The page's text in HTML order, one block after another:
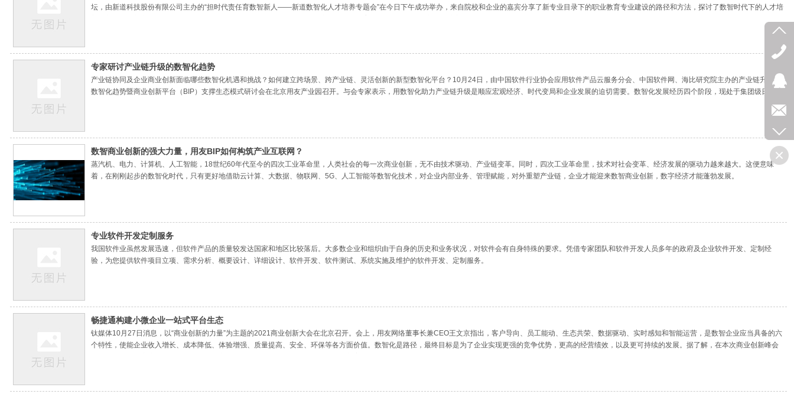
坛，由新道科技股份有限公司主办的“担时代责任育数智新人——新道数智化人才培养专题会”在今日下午成功举办，来自院校和企业的嘉宾分享了新专业目录下的职业教育专业建设的路径和方法，探讨了数智时代下的人才培
专家研讨产业链升级的数智化趋势
产业链协同及企业商业创新面临哪些数智化机遇和挑战？如何建立跨场景、跨产业链、灵活创新的新型数智化平台？10月24日，由中国软件行业协会应用软件产品云服务分会、中国软件网、海比研究院主办的产业链升级的
数智化趋势暨商业创新平台（BIP）支撑生态模式研讨会在北京用友产业园召开。与会专家表示，用数智化助力产业链升级是顺应宏观经济、时代变局和企业发展的迫切需要。数智化发展经历四个阶段，现处于集团级日趋成
数智商业创新的强大力量，用友BIP如何构筑产业互联网？
蒸汽机、电力、计算机、人工智能，18世纪60年代至今的四次工业革命里，人类社会的每一次商业创新，无不由技术驱动、产业链变革。同时，四次工业革命里，技术对社会变革、经济发展的驱动力越来越大。这便意味
着，在刚刚起步的数智化时代，只有更好地借助云计算、大数据、物联网、5G、人工智能等数智化技术，对企业内部业务、管理赋能，对外重塑产业链，企业才能迎来数智商业创新，数字经济才能蓬勃发展。
专业软件开发定制服务
我国软件业虽然发展迅速，但软件产品的质量较发达国家和地区比较落后。大多数企业和组织由于自身的历史和业务状况，对软件会有自身特殊的要求。凭借专家团队和软件开发人员多年的政府及企业软件开发、定制经
验，为您提供软件项目立项、需求分析、概要设计、详细设计、软件开发、软件测试、系统实施及维护的软件开发、定制服务。
畅捷通构建小微企业一站式平台生态
钛媒体10月27日消息，以“商业创新的力量”为主题的2021商业创新大会在北京召开。会上，用友网络董事长兼CEO王文京指出，客户导向、员工能动、生态共荣、数据驱动、实时感知和智能运营，是数智企业应当具备的六
个特性，使能企业收入增长、成本降低、体验增强、质量提高、安全、环保等各方面价值。数智化是路径，最终目标是为了企业实现更强的竞争优势，更高的经营绩效，以及更可持续的发展。据了解，在本次商业创新峰会